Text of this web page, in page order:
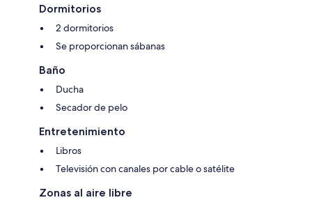
Dormitorios
2 dormitorios
Se proporcionan sábanas
Baño
Ducha
Secador de pelo
Entretenimiento
Libros
Televisión con canales por cable o satélite
Zonas al aire libre